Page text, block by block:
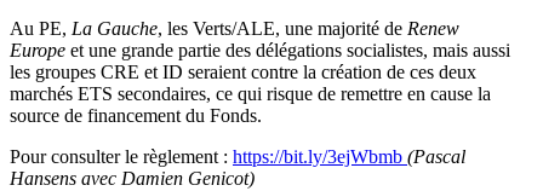
Au PE, La Gauche, les Verts/ALE, une majorité de Renew
Europe et une grande partie des délégations socialistes, mais aussi
les groupes CRE et ID seraient contre la création de ces deux
marchés ETS secondaires, ce qui risque de remettre en cause la
source de financement du Fonds.
Pour consulter le règlement : https://bit.ly/3ejWbmb (Pascal
Hansens avec Damien Genicot)